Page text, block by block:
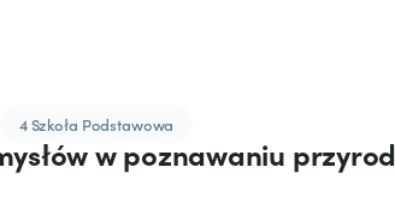
4 Szkoła Podstawowa
w poznawaniu